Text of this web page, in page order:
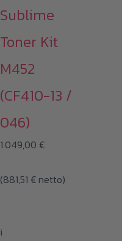
Sublime
Toner Kit
M452
(CF410-13 /
046)
1.049,00 €
(881,51 € netto)
i